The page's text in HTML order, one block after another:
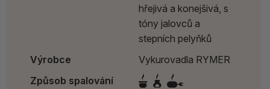
hřejivá a konejšivá, s
tóny jalovců a
stepních pelyňků
Výrobce
Vykurovadla RYMER
Způsob spalování